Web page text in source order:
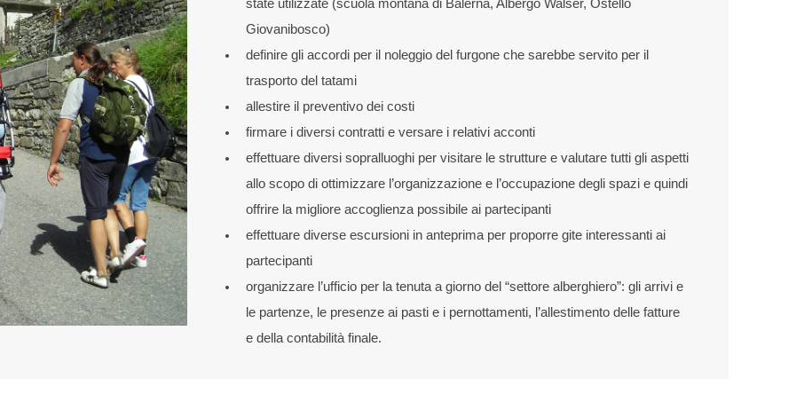
state utilizzate (scuola montana di Balerna, Albergo Walser, Ostello
Giovanibosco)
definire gli accordi per il noleggio del furgone che sarebbe servito per il
trasporto del tatami
allestire il preventivo dei costi
firmare i diversi contratti e versare i relativi acconti
effettuare diversi sopralluoghi per visitare le strutture e valutare tutti gli aspetti
allo scopo di ottimizzare l’organizzazione e l’occupazione degli spazi e quindi
offrire la migliore accoglienza possibile ai partecipanti
effettuare diverse escursioni in anteprima per proporre gite interessanti ai
partecipanti
organizzare l’ufficio per la tenuta a giorno del “settore alberghiero”: gli arrivi e
le partenze, le presenze ai pasti e i pernottamenti, l’allestimento delle fatture
e della contabilità finale.